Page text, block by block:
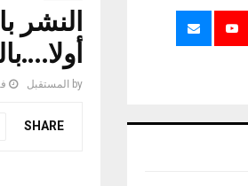
النشر
by المستقبل
SHARE